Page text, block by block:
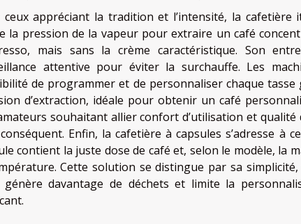
ceux appréciant la tradition et l’intensité, la cafetière
la pression de la vapeur pour extraire un café
mais sans la crème caractéristique. Son
attentive pour éviter la surchauffe. Les
de programmer et de personnaliser chaque
d’extraction, idéale pour obtenir un café
souhaitant allier confort d’utilisation et
Enfin, la cafetière à capsules s’adresse à
contient la juste dose de café et, selon le modèle, la
Cette solution se distingue par sa
génère davantage de déchets et limite la